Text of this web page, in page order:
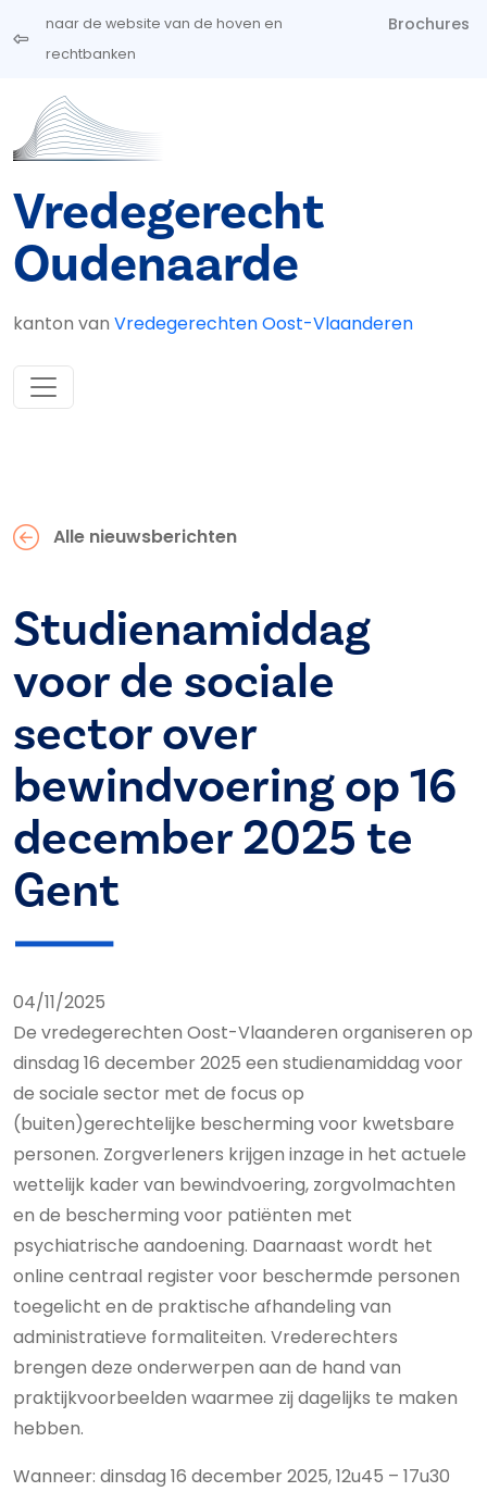
Overslaan en naar de inhoud gaan
naar de website van de hoven en
rechtbanken
Brochures
Vredegerecht
Oudenaarde
kanton van Vredegerechten Oost-Vlaanderen
Alle nieuwsberichten
Studienamiddag
voor de sociale
sector over
bewindvoering op 16
december 2025 te
Gent
04/11/2025
De vredegerechten Oost-Vlaanderen organiseren op
dinsdag 16 december 2025 een studienamiddag voor
de sociale sector met de focus op
(buiten)gerechtelijke bescherming voor kwetsbare
personen. Zorgverleners krijgen inzage in het actuele
wettelijk kader van bewindvoering, zorgvolmachten
en de bescherming voor patiënten met
psychiatrische aandoening. Daarnaast wordt het
online centraal register voor beschermde personen
toegelicht en de praktische afhandeling van
administratieve formaliteiten. Vrederechters
brengen deze onderwerpen aan de hand van
praktijkvoorbeelden waarmee zij dagelijks te maken
hebben.
Wanneer: dinsdag 16 december 2025, 12u45 – 17u30